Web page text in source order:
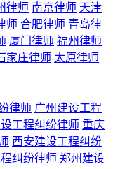
律师 南京律师 天津
师 合肥律师 青岛律
厦门律师 福州律师
家庄律师 太原律师
律师 广州建设工程
工程纠纷律师 重庆
西安建设工程纠纷
纠纷律师 郑州建设